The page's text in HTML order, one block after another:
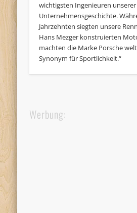
wichtigsten Ingenieuren unserer
Unternehmensgeschichte.
Jahrzehnten siegten unsere
Hans Mezger konstruierten
machten die Marke Porsche
Synonym für Sportlichkeit.“
Werbung: